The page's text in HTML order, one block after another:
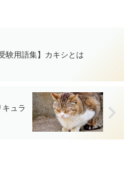
験用語集】カキシとは
キュラ